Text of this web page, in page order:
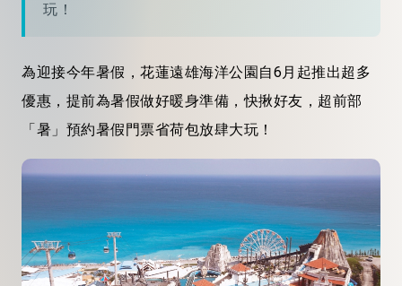
玩！
為迎接今年暑假，花蓮遠雄海洋公園自6月起推出超多
優惠，提前為暑假做好暖身準備，快揪好友，超前部
「暑」預約暑假門票省荷包放肆大玩！